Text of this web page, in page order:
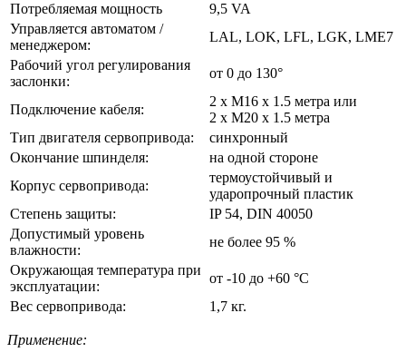
Потребляемая мощность
9,5 VA
Управляется автоматом /
менеджером:
LAL, LOK, LFL, LGK, LME7
Рабочий угол регулирования
заслонки:
от 0 до 130°
Подключение кабеля:
2 x M16 x 1.5 метра или
2 x M20 x 1.5 метра
Тип двигателя сервопривода:
синхронный
Окончание шпинделя:
на одной стороне
Корпус сервопривода:
термоустойчивый и
ударопрочный пластик
Степень защиты:
IP 54, DIN 40050
Допустимый уровень
влажности:
не более 95 %
Окружающая температура при
эксплуатации:
от -10 до +60 °С
Вес сервопривода:
1,7 кг.
Применение: